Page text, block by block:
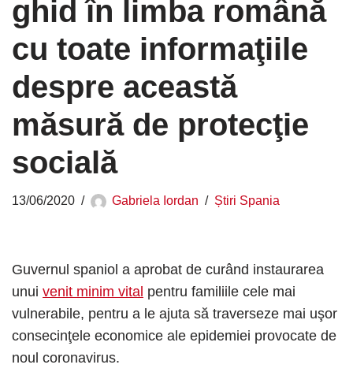
ghid în limba română
cu toate informaţiile
despre această
măsură de protecţie
socială
13/06/2020 Gabriela Iordan Știri Spania
Guvernul spaniol a aprobat de curând instaurarea
unui venit minim vital pentru familiile cele mai
vulnerabile, pentru a le ajuta să traverseze mai uşor
consecinţele economice ale epidemiei provocate de
noul coronavirus.